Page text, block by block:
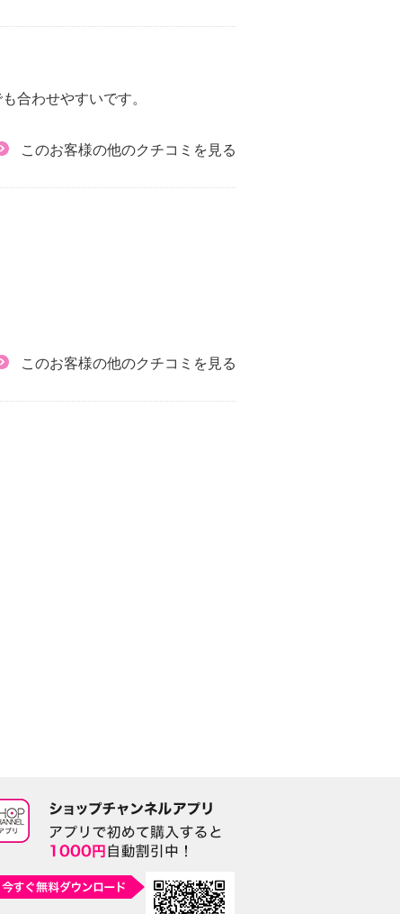
合わせやすいです。
このお客様の他のクチコミを見る
このお客様の他のクチコミを見る